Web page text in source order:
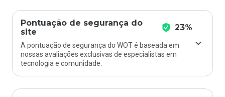
Pontuação de segurança do
site
23%
A pontuação de segurança do WOT é baseada em
nossas avaliações exclusivas de especialistas em
tecnologia e comunidade.